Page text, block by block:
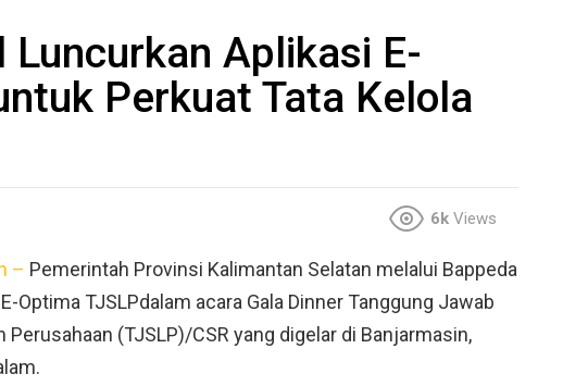
Luncurkan Aplikasi E-
Perkuat Tata Kelola
6k Views
– Pemerintah Provinsi Kalimantan Selatan melalui Bappeda
E-Optima TJSLPdalam acara Gala Dinner Tanggung Jawab
Perusahaan (TJSLP)/CSR yang digelar di Banjarmasin,